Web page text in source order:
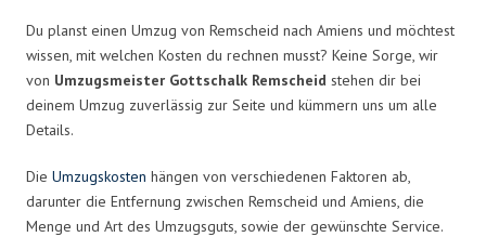
Du planst einen Umzug von Remscheid nach Amiens und möchtest
wissen, mit welchen Kosten du rechnen musst? Keine Sorge, wir
von Umzugsmeister Gottschalk Remscheid stehen dir bei
deinem Umzug zuverlässig zur Seite und kümmern uns um alle
Details.
Die Umzugskosten hängen von verschiedenen Faktoren ab,
darunter die Entfernung zwischen Remscheid und Amiens, die
Menge und Art des Umzugsguts, sowie der gewünschte Service.